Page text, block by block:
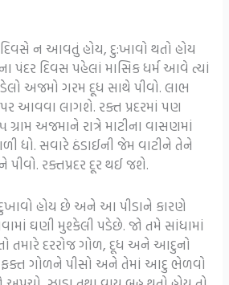
દિવસે ન આવતું હોય, દુ:ખાવો થતો હોય
પંદર દિવસ પહેલાં માસિક ધર્મ આવે ત્યાં
અજમો ગરમ દૂધ સાથે પીવો. લાભ
આવવા લાગશે. રક્ત પ્રદરમાં પણ
અજમાને રાત્રે માટીના વાસણમાં
દ્યો. સવારે ઠંડાઈની જેમ વાટીને તેને
પીવો. રક્તપ્રદર દૂર થઈ જશે.
હોય છે અને આ પીડાને કારણે
ઘણી મુશ્કેલી પડેછે. જો તમે સાંધામાં
તમારે દરરોજ ગોળ, દૂધ અને આદુનો
ગોળને પીસો અને તેમાં આદુ ભેળવો